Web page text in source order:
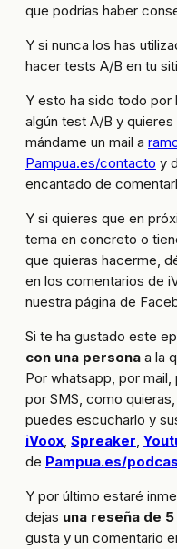
que podrías haber
Y si nunca los has
hacer tests A/B en tu
Y esto ha sido todo por
algún test A/B y
mándame un mail a
Pampua.es/contacto y
encantado de
Y si quieres que en
tema en concreto o
que quieras hacerme,
en los comentarios de
nuestra página de
Si te ha gustado este
con una persona a la
Por whatsapp, por
por SMS, como
puedes escucharlo y
iVoox, Spreaker,
de Pampua.es/
Y por último estaré
dejas una reseña de
gusta y un comentario